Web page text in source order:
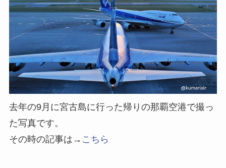
去年の9月に宮古島に行った帰りの那覇空港で撮っ
た写真です。
その時の記事は→ こちら